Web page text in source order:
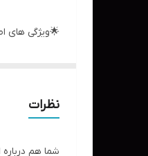
🌟ویژگی های
ترکیبی از
عملکردها:
نظرات
شما هم